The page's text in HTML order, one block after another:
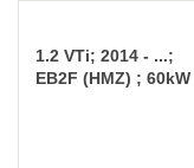
1.2 VTi; 2014 - ...;
EB2F (HMZ) ; 60kW